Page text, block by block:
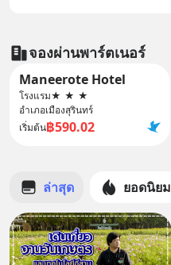
จองผ่านพาร์ตเนอร์
Maneerote Hotel
โรงแรม★ ★ ★
อำเภอเมืองสุรินทร์
เริ่มต้น฿590.02
ล่าสุด ยอดนิยม